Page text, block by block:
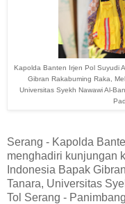
Kapolda Banten Irjen Pol Suyudi
Gibran Rakabuming Raka,
Universitas Syekh Nawawi Al-
Serang - Kapolda
menghadiri kunjungan
Indonesia Bapak
Tanara, Universitas
Tol Serang -